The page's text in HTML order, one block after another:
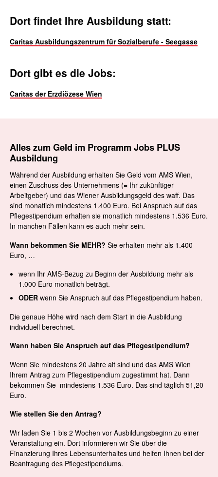
Dort findet Ihre Ausbildung statt:
Caritas Ausbildungszentrum für Sozialberufe - Seegasse
Dort gibt es die Jobs:
Caritas der Erzdiözese Wien
Alles zum Geld im Programm Jobs PLUS
Ausbildung
Während der Ausbildung erhalten Sie Geld vom AMS Wien,
einen Zuschuss des Unternehmens (= Ihr zukünftiger
Arbeitgeber) und das Wiener Ausbildungsgeld des waff. Das
sind monatlich mindestens 1.400 Euro. Bei Anspruch auf das
Pflegestipendium erhalten sie monatlich mindestens 1.536 Euro.
In manchen Fällen kann es auch mehr sein.
Wann bekommen Sie MEHR? Sie erhalten mehr als 1.400
Euro, …
wenn Ihr AMS-Bezug zu Beginn der Ausbildung mehr als
1.000 Euro monatlich beträgt.
ODER wenn Sie Anspruch auf das Pflegestipendium haben.
Die genaue Höhe wird nach dem Start in die Ausbildung
individuell berechnet.
Wann haben Sie Anspruch auf das Pflegestipendium?
Wenn Sie mindestens 20 Jahre alt sind und das AMS Wien
Ihrem Antrag zum Pflegestipendium zugestimmt hat. Dann
bekommen Sie mindestens 1.536 Euro. Das sind täglich 51,20
Euro.
Wie stellen Sie den Antrag?
Wir laden Sie 1 bis 2 Wochen vor Ausbildungsbeginn zu einer
Veranstaltung ein. Dort informieren wir Sie über die
Finanzierung Ihres Lebensunterhaltes und helfen Ihnen bei der
Beantragung des Pflegestipendiums.